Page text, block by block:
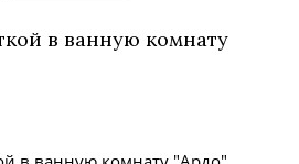
в ванную комнату